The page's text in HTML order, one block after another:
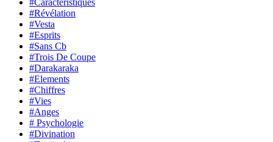
#Révélation
#Vesta
#Esprits
#Sans Cb
#Trois De Coupe
#Darakaraka
#Elements
#Chiffres
#Vies
#Anges
# Psychologie
#Divination